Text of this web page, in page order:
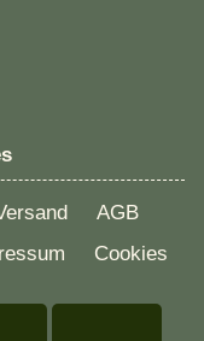
AGB
Cookies